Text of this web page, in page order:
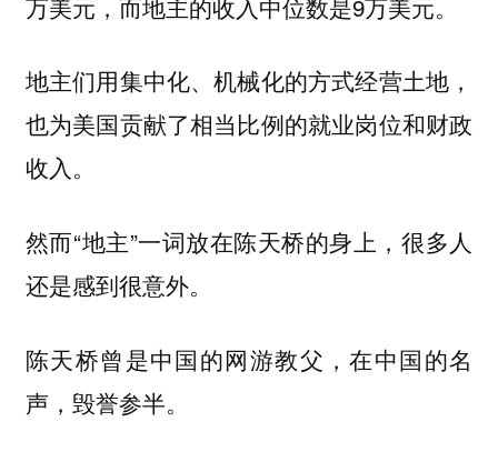
地主们用集中化、机械化的方式经营土地，
也为美国贡献了相当比例的就业岗位和财政
收入。
然而“地主”一词放在陈天桥的身上，很多人
还是感到很意外。
陈天桥曾是中国的网游教父，在中国的名
声，毁誉参半。